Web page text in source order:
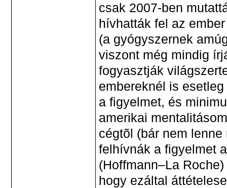
csak 2007-ben
hívhatták fel az
(a gyógyszernek
viszont még mindig
fogyasztják
embereknél is
a figyelmet, és
amerikai
cégtõl (bár nem
felhívnák a figyelmet
(Hoffmann–La
hogy ezáltal